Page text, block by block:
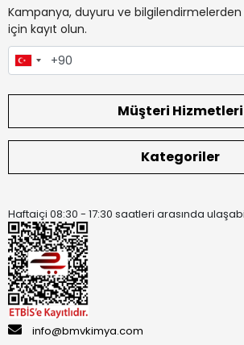
Kampanya, duyuru ve
için kayıt olun.
Müşteri Hizmetleri
Kategoriler
Haftaiçi 08:30 - 17:30 saatleri arasında
info@bmvkimya.com